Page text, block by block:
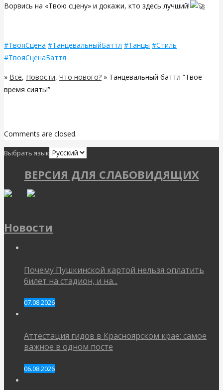
Ворвись на «Твою сцену» и докажи, кто здесь лучший!
#ТвояСцена #ТанцевальныйБаттл #Танцы #Стиль
#ТвояСценаБаттл
» Всё, Новости, Что нового? » Танцевальный баттл “Твоё
время сиять!”
Comments are closed.
Выбрать язык
ВЕРСИЯ ДЛЯ СЛАБОВИДЯЩИХ
Новости
Почему Пушкинской картой нельзя оплатить
билет на стадион, и на...
07.08.2026
Аттестация гидов в Красноярском крае: самое
важное в одном посте
06.08.2026